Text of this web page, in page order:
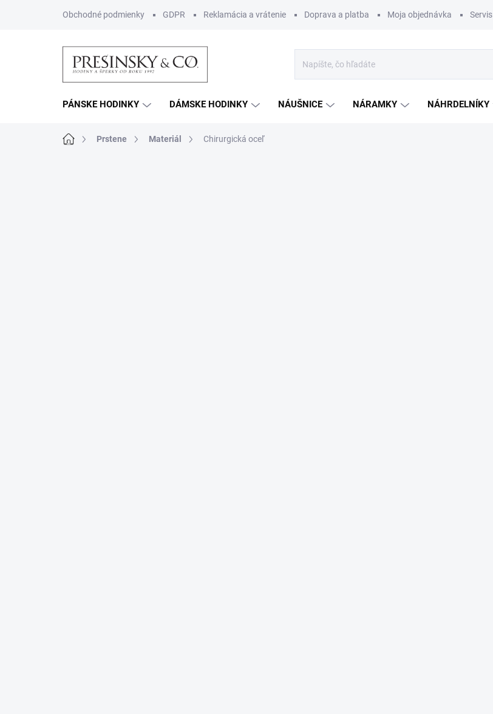
Obchodné podmienky GDPR Reklamácia a vrátenie Doprava a platba Moja objednávka Servis
PÁNSKE HODINKY DÁMSKE HODINKY NÁUŠNICE NÁRAMKY NÁHRDELNÍKY
DomovPrstene Materiál Chirurgická oceľ